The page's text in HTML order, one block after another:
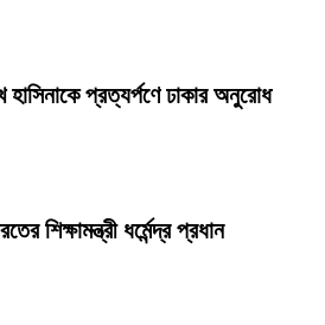
প্রত্যর্পণে ঢাকার অনুরোধ
শিক্ষামন্ত্রী ধর্মেন্দ্র প্রধান